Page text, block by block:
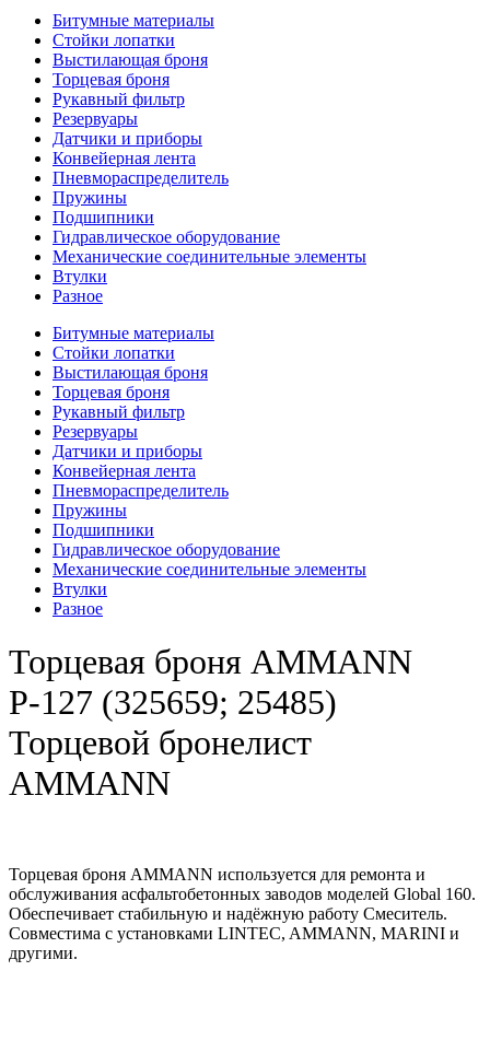
Битумные материалы
Стойки лопатки
Выстилающая броня
Торцевая броня
Рукавный фильтр
Резервуары
Датчики и приборы
Конвейерная лента
Пневмораспределитель
Пружины
Подшипники
Гидравлическое оборудование
Механические соединительные элементы
Втулки
Разное
Битумные материалы
Стойки лопатки
Выстилающая броня
Торцевая броня
Рукавный фильтр
Резервуары
Датчики и приборы
Конвейерная лента
Пневмораспределитель
Пружины
Подшипники
Гидравлическое оборудование
Механические соединительные элементы
Втулки
Разное
Торцевая броня AMMANN
Р-127 (325659; 25485)
Торцевой бронелист
AMMANN
Торцевая броня AMMANN используется для ремонта и
обслуживания асфальтобетонных заводов моделей Global 160.
Обеспечивает стабильную и надёжную работу Смеситель.
Совместима с установками LINTEC, AMMANN, MARINI и
другими.